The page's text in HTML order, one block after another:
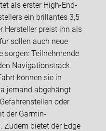
als erster High-End-
ein brillantes 3,5
Hersteller preist ihn als
sollen auch neue
sorgen: Teilnehmende
Navigationstrack
können sie in
jemand abgehängt
oder
der Garmin-
Zudem bietet der Edge